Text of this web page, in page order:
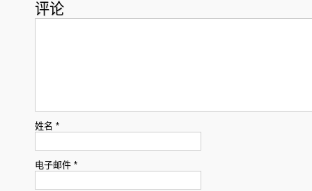
评论
姓名 *
电子邮件 *